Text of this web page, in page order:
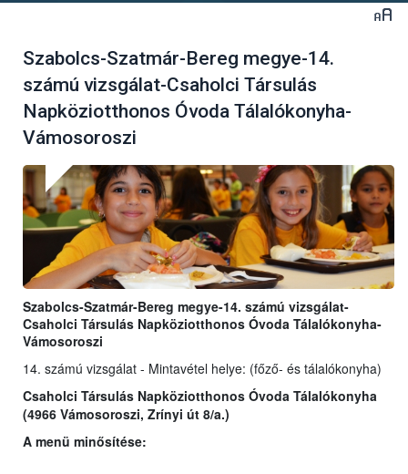
Szabolcs-Szatmár-Bereg megye-14.
számú vizsgálat-Csaholci Társulás
Napköziotthonos Óvoda Tálalókonyha-
Vámosoroszi
Szabolcs-Szatmár-Bereg megye-14. számú vizsgálat-
Csaholci Társulás Napköziotthonos Óvoda Tálalókonyha-
Vámosoroszi
14. számú vizsgálat - Mintavétel helye: (főző- és tálalókonyha)
Csaholci Társulás Napköziotthonos Óvoda Tálalókonyha
(4966 Vámosoroszi, Zrínyi út 8/a.)
A menü minősítése: